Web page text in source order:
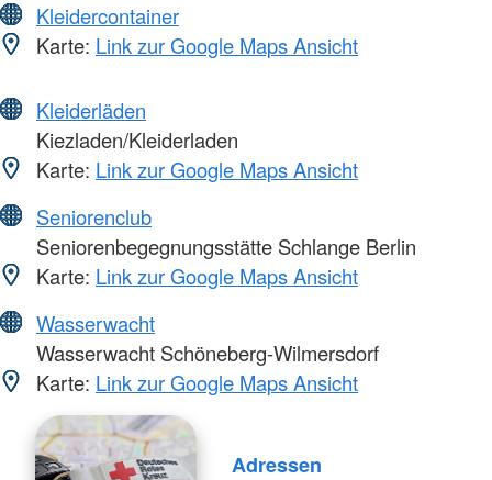
Kleidercontainer
Karte: Link zur Google Maps Ansicht
Kleiderläden
Kiezladen/Kleiderladen
Karte: Link zur Google Maps Ansicht
Seniorenclub
Seniorenbegegnungsstätte Schlange Berlin
Karte: Link zur Google Maps Ansicht
Wasserwacht
Wasserwacht Schöneberg-Wilmersdorf
Karte: Link zur Google Maps Ansicht
Adressen